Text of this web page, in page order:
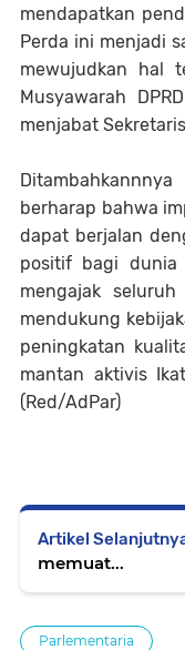
mendapatkan
Perda ini menjadi
mewujudkan hal
Musyawarah
menjabat
berharap bahwa
dapat berjalan
positif bagi dunia
mengajak
mendukung
peningkatan
mantan aktivis
(Red/AdPar)
Artikel
memuat...
Parlementaria